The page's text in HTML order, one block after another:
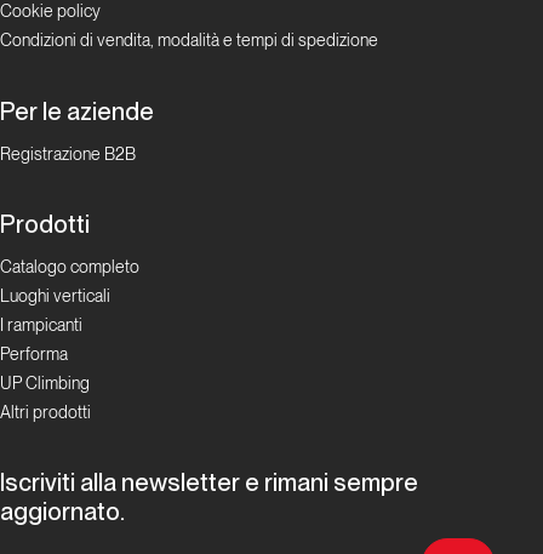
Cookie policy
Condizioni di vendita, modalità e tempi di spedizione
Per le aziende
Registrazione B2B
Prodotti
Catalogo completo
Luoghi verticali
I rampicanti
Performa
UP Climbing
Altri prodotti
Iscriviti alla newsletter e rimani sempre
aggiornato.